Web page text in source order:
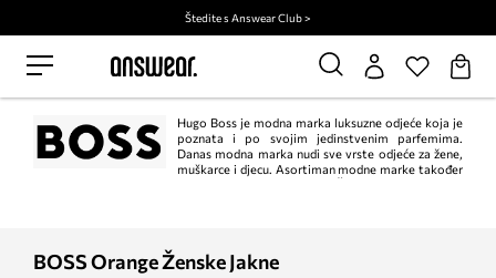
Štedite s Answear Club >
Hugo Boss je modna marka luksuzne odjeće koja je
poznata i po svojim jedinstvenim parfemima.
Danas modna marka nudi sve vrste odjeće za žene,
muškarce i djecu. Asortiman modne marke također
BOSS Orange Ženske Jakne